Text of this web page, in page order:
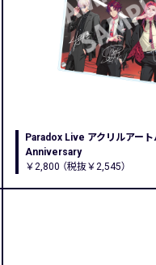
Paradox Live アクリルアー
Anniversary
￥2,800 （税抜￥2,545）